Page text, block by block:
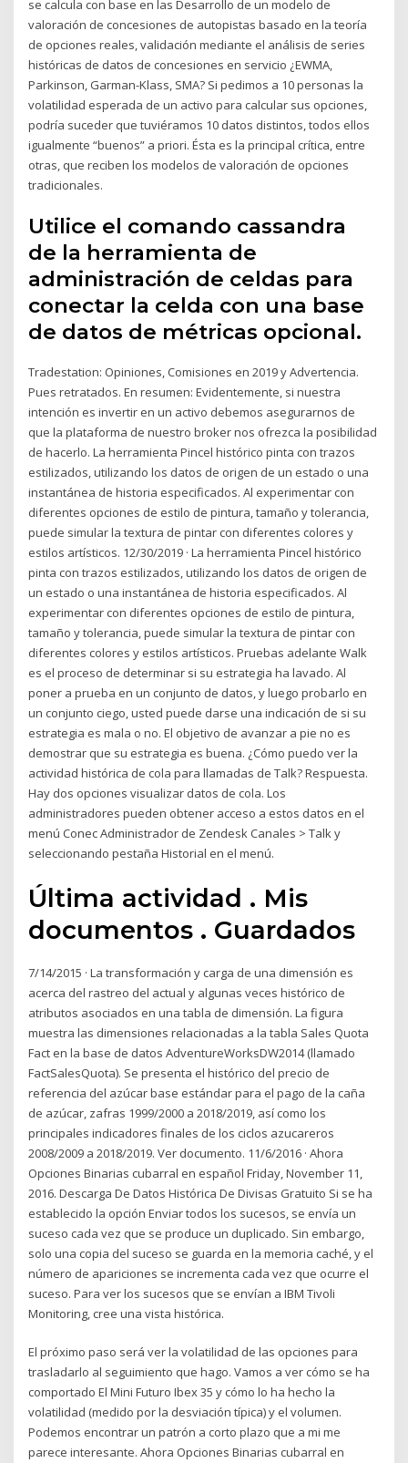
se calcula con base en las Desarrollo de un modelo de
valoración de concesiones de autopistas basado en la teoría
de opciones reales, validación mediante el análisis de series
históricas de datos de concesiones en servicio ¿EWMA,
Parkinson, Garman-Klass, SMA? Si pedimos a 10 personas la
volatilidad esperada de un activo para calcular sus opciones,
podría suceder que tuviéramos 10 datos distintos, todos ellos
igualmente “buenos” a priori. Ésta es la principal crítica, entre
otras, que reciben los modelos de valoración de opciones
tradicionales.
Utilice el comando cassandra
de la herramienta de
administración de celdas para
conectar la celda con una base
de datos de métricas opcional.
Tradestation: Opiniones, Comisiones en 2019 y Advertencia.
Pues retratados. En resumen: Evidentemente, si nuestra
intención es invertir en un activo debemos asegurarnos de
que la plataforma de nuestro broker nos ofrezca la posibilidad
de hacerlo. La herramienta Pincel histórico pinta con trazos
estilizados, utilizando los datos de origen de un estado o una
instantánea de historia especificados. Al experimentar con
diferentes opciones de estilo de pintura, tamaño y tolerancia,
puede simular la textura de pintar con diferentes colores y
estilos artísticos. 12/30/2019 · La herramienta Pincel histórico
pinta con trazos estilizados, utilizando los datos de origen de
un estado o una instantánea de historia especificados. Al
experimentar con diferentes opciones de estilo de pintura,
tamaño y tolerancia, puede simular la textura de pintar con
diferentes colores y estilos artísticos. Pruebas adelante Walk
es el proceso de determinar si su estrategia ha lavado. Al
poner a prueba en un conjunto de datos, y luego probarlo en
un conjunto ciego, usted puede darse una indicación de si su
estrategia es mala o no. El objetivo de avanzar a pie no es
demostrar que su estrategia es buena. ¿Cómo puedo ver la
actividad histórica de cola para llamadas de Talk? Respuesta.
Hay dos opciones visualizar datos de cola. Los
administradores pueden obtener acceso a estos datos en el
menú Conec Administrador de Zendesk Canales > Talk y
seleccionando pestaña Historial en el menú.
Última actividad . Mis
documentos . Guardados
7/14/2015 · La transformación y carga de una dimensión es
acerca del rastreo del actual y algunas veces histórico de
atributos asociados en una tabla de dimensión. La figura
muestra las dimensiones relacionadas a la tabla Sales Quota
Fact en la base de datos AdventureWorksDW2014 (llamado
FactSalesQuota). Se presenta el histórico del precio de
referencia del azúcar base estándar para el pago de la caña
de azúcar, zafras 1999/2000 a 2018/2019, así como los
principales indicadores finales de los ciclos azucareros
2008/2009 a 2018/2019. Ver documento. 11/6/2016 · Ahora
Opciones Binarias cubarral en español Friday, November 11,
2016. Descarga De Datos Histórica De Divisas Gratuito Si se ha
establecido la opción Enviar todos los sucesos, se envía un
suceso cada vez que se produce un duplicado. Sin embargo,
solo una copia del suceso se guarda en la memoria caché, y el
número de apariciones se incrementa cada vez que ocurre el
suceso. Para ver los sucesos que se envían a IBM Tivoli
Monitoring, cree una vista histórica.
El próximo paso será ver la volatilidad de las opciones para
trasladarlo al seguimiento que hago. Vamos a ver cómo se ha
comportado El Mini Futuro Ibex 35 y cómo lo ha hecho la
volatilidad (medido por la desviación típica) y el volumen.
Podemos encontrar un patrón a corto plazo que a mi me
parece interesante. Ahora Opciones Binarias cubarral en